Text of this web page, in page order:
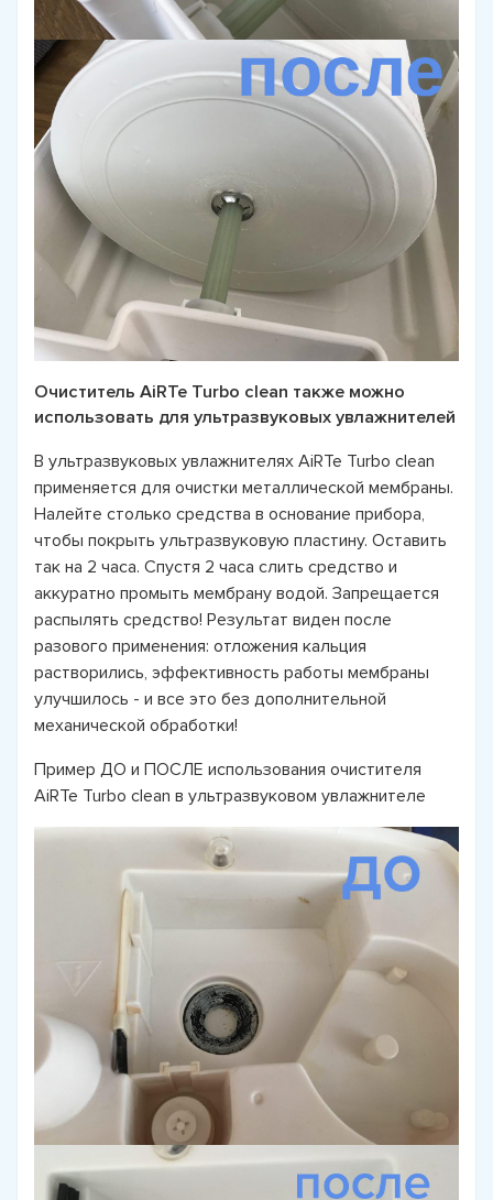
Очиститель AiRTe Turbo clean также можно
использовать для ультразвуковых увлажнителей
В ультразвуковых увлажнителях AiRTe Turbo clean
применяется для очистки металлической мембраны.
Налейте столько средства в основание прибора,
чтобы покрыть ультразвуковую пластину. Оставить
так на 2 часа. Спустя 2 часа слить средство и
аккуратно промыть мембрану водой. Запрещается
распылять средство! Результат виден после
разового применения: отложения кальция
растворились, эффективность работы мембраны
улучшилось - и все это без дополнительной
механической обработки!
Пример ДО и ПОСЛЕ использования очистителя
AiRTe Turbo clean в ультразвуковом увлажнителе